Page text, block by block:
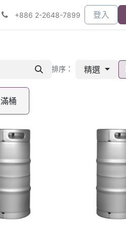
+886 2-2648-7899 登入
排序： 精選
桶